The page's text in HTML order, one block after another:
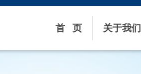
首 页 关于我们